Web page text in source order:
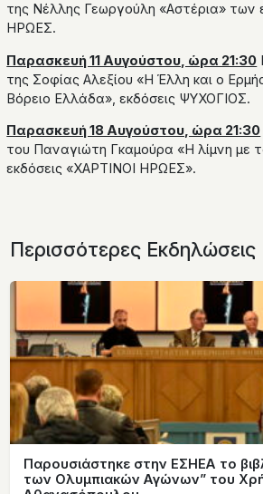
της Νέλλης Γεωργούλη «Αστέρια» των
ΗΡΩΕΣ.
Παρασκευή 11 Αυγούστου, ώρα 21:30
της Σοφίας Αλεξίου «Η Έλλη και ο
Βόρειο Ελλάδα», εκδόσεις ΨΥΧΟΓΙΟΣ.
Παρασκευή 18 Αυγούστου, ώρα 21:30
του Παναγιώτη Γκαμούρα «Η λίμνη με
εκδόσεις «ΧΑΡΤΙΝΟΙ ΗΡΩΕΣ».
Περισσότερες Εκδηλώσεις
Παρουσιάστηκε στην ΕΣΗΕΑ το
των Ολυμπιακών Αγώνων” του